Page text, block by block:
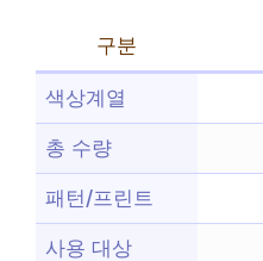
구분
색상계열
총 수량
패턴/프린트
사용 대상